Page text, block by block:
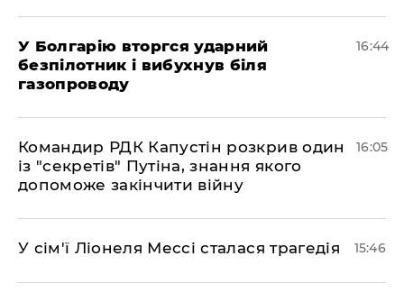
У Болгарію вторгся ударний
безпілотник і вибухнув біля
газопроводу
16:44
Командир РДК Капустін розкрив один
із "секретів" Путіна, знання якого
допоможе закінчити війну
16:05
У сім'ї Ліонеля Мессі сталася трагедія 15:46